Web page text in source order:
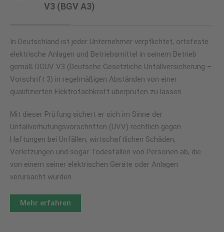
V3 (BGV A3)
In Deutschland ist jeder Unternehmer verpflichtet, ortsfeste
elektrische Anlagen und Betriebsmittel in seinem Betrieb
gemäß DGUV V3 (Deutsche Gesetzliche Unfallversicherung –
Vorschrift 3) in regelmäßigen Abständen von einer
qualifizierten Elektrofachkraft überprüfen zu lassen.
Mit dieser Prüfung sichert er sich im Sinne der
Unfallverhütungsvorschriften (UVV) rechtlich gegen
Haftungen bei Unfällen, wirtschaftlichen Schäden,
Verletzungen und sogar Todesfällen von Personen ab, die
von einem seiner elektrischen Geräte oder Anlagen
verursacht wurden.
Mehr erfahren